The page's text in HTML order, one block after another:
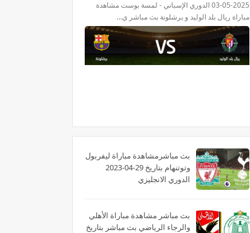
2025-05-03 الدوري الإسباني - لمسة بوست مشاهدة
مباراة ريال بلد الوليد و برشلونة بث مباشر ي…
بث مباشرمشاهدة مباراة ليفربول
وتوتنهام بتاريخ 29-04-2023
الدوري الانجليزي
بث مباشر مشاهدة مباراة الأهلي
والرجاء الرياضي بث مباشر بتاريخ